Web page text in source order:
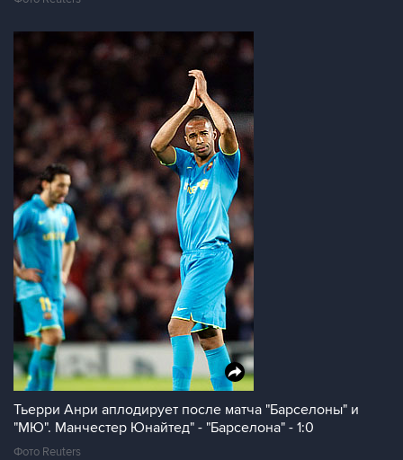
Тьерри Анри аплодирует после матча "Барселоны" и
"МЮ". Манчестер Юнайтед" - "Барселона" - 1:0
Фото Reuters